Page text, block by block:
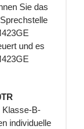
Sie das
und es
Klasse-B-
individuelle